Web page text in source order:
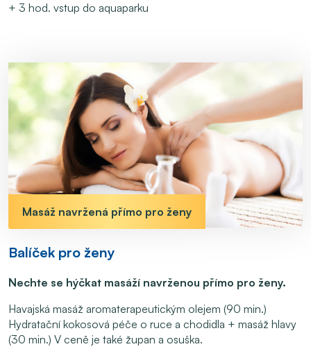
+ 3 hod. vstup do aquaparku
Masáž navržená přímo pro ženy
Balíček pro ženy
Nechte se hýčkat masáží navrženou přímo pro ženy.
Havajská masáž aromaterapeutickým olejem (90 min.)
Hydratační kokosová péče o ruce a chodidla + masáž hlavy
(30 min.) V ceně je také župan a osuška.